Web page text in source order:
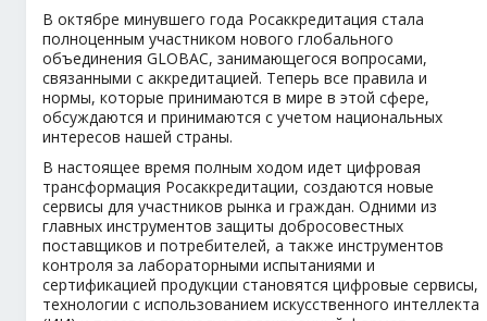
В октябре минувшего года Росаккредитация стала
полноценным участником нового глобального
объединения GLOBAC, занимающегося вопросами,
связанными с аккредитацией. Теперь все правила и
нормы, которые принимаются в мире в этой сфере,
обсуждаются и принимаются с учетом национальных
интересов нашей страны.
В настоящее время полным ходом идет цифровая
трансформация Росаккредитации, создаются новые
сервисы для участников рынка и граждан. Одними из
главных инструментов защиты добросовестных
поставщиков и потребителей, а также инструментов
контроля за лабораторными испытаниями и
сертификацией продукции становятся цифровые сервисы,
технологии с использованием искусственного интеллекта